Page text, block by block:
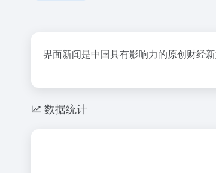
界面新闻是中国具有影响力的原创财经
数据统计